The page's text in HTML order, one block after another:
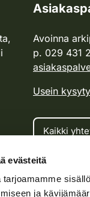
evästeitä
ja
Avoinna
p. 029 431
Usein
Kaikki
Oma riista -